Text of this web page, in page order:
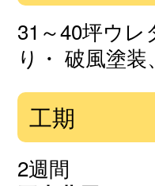
31～40坪ウ
り・ 破風塗
工期
2週間